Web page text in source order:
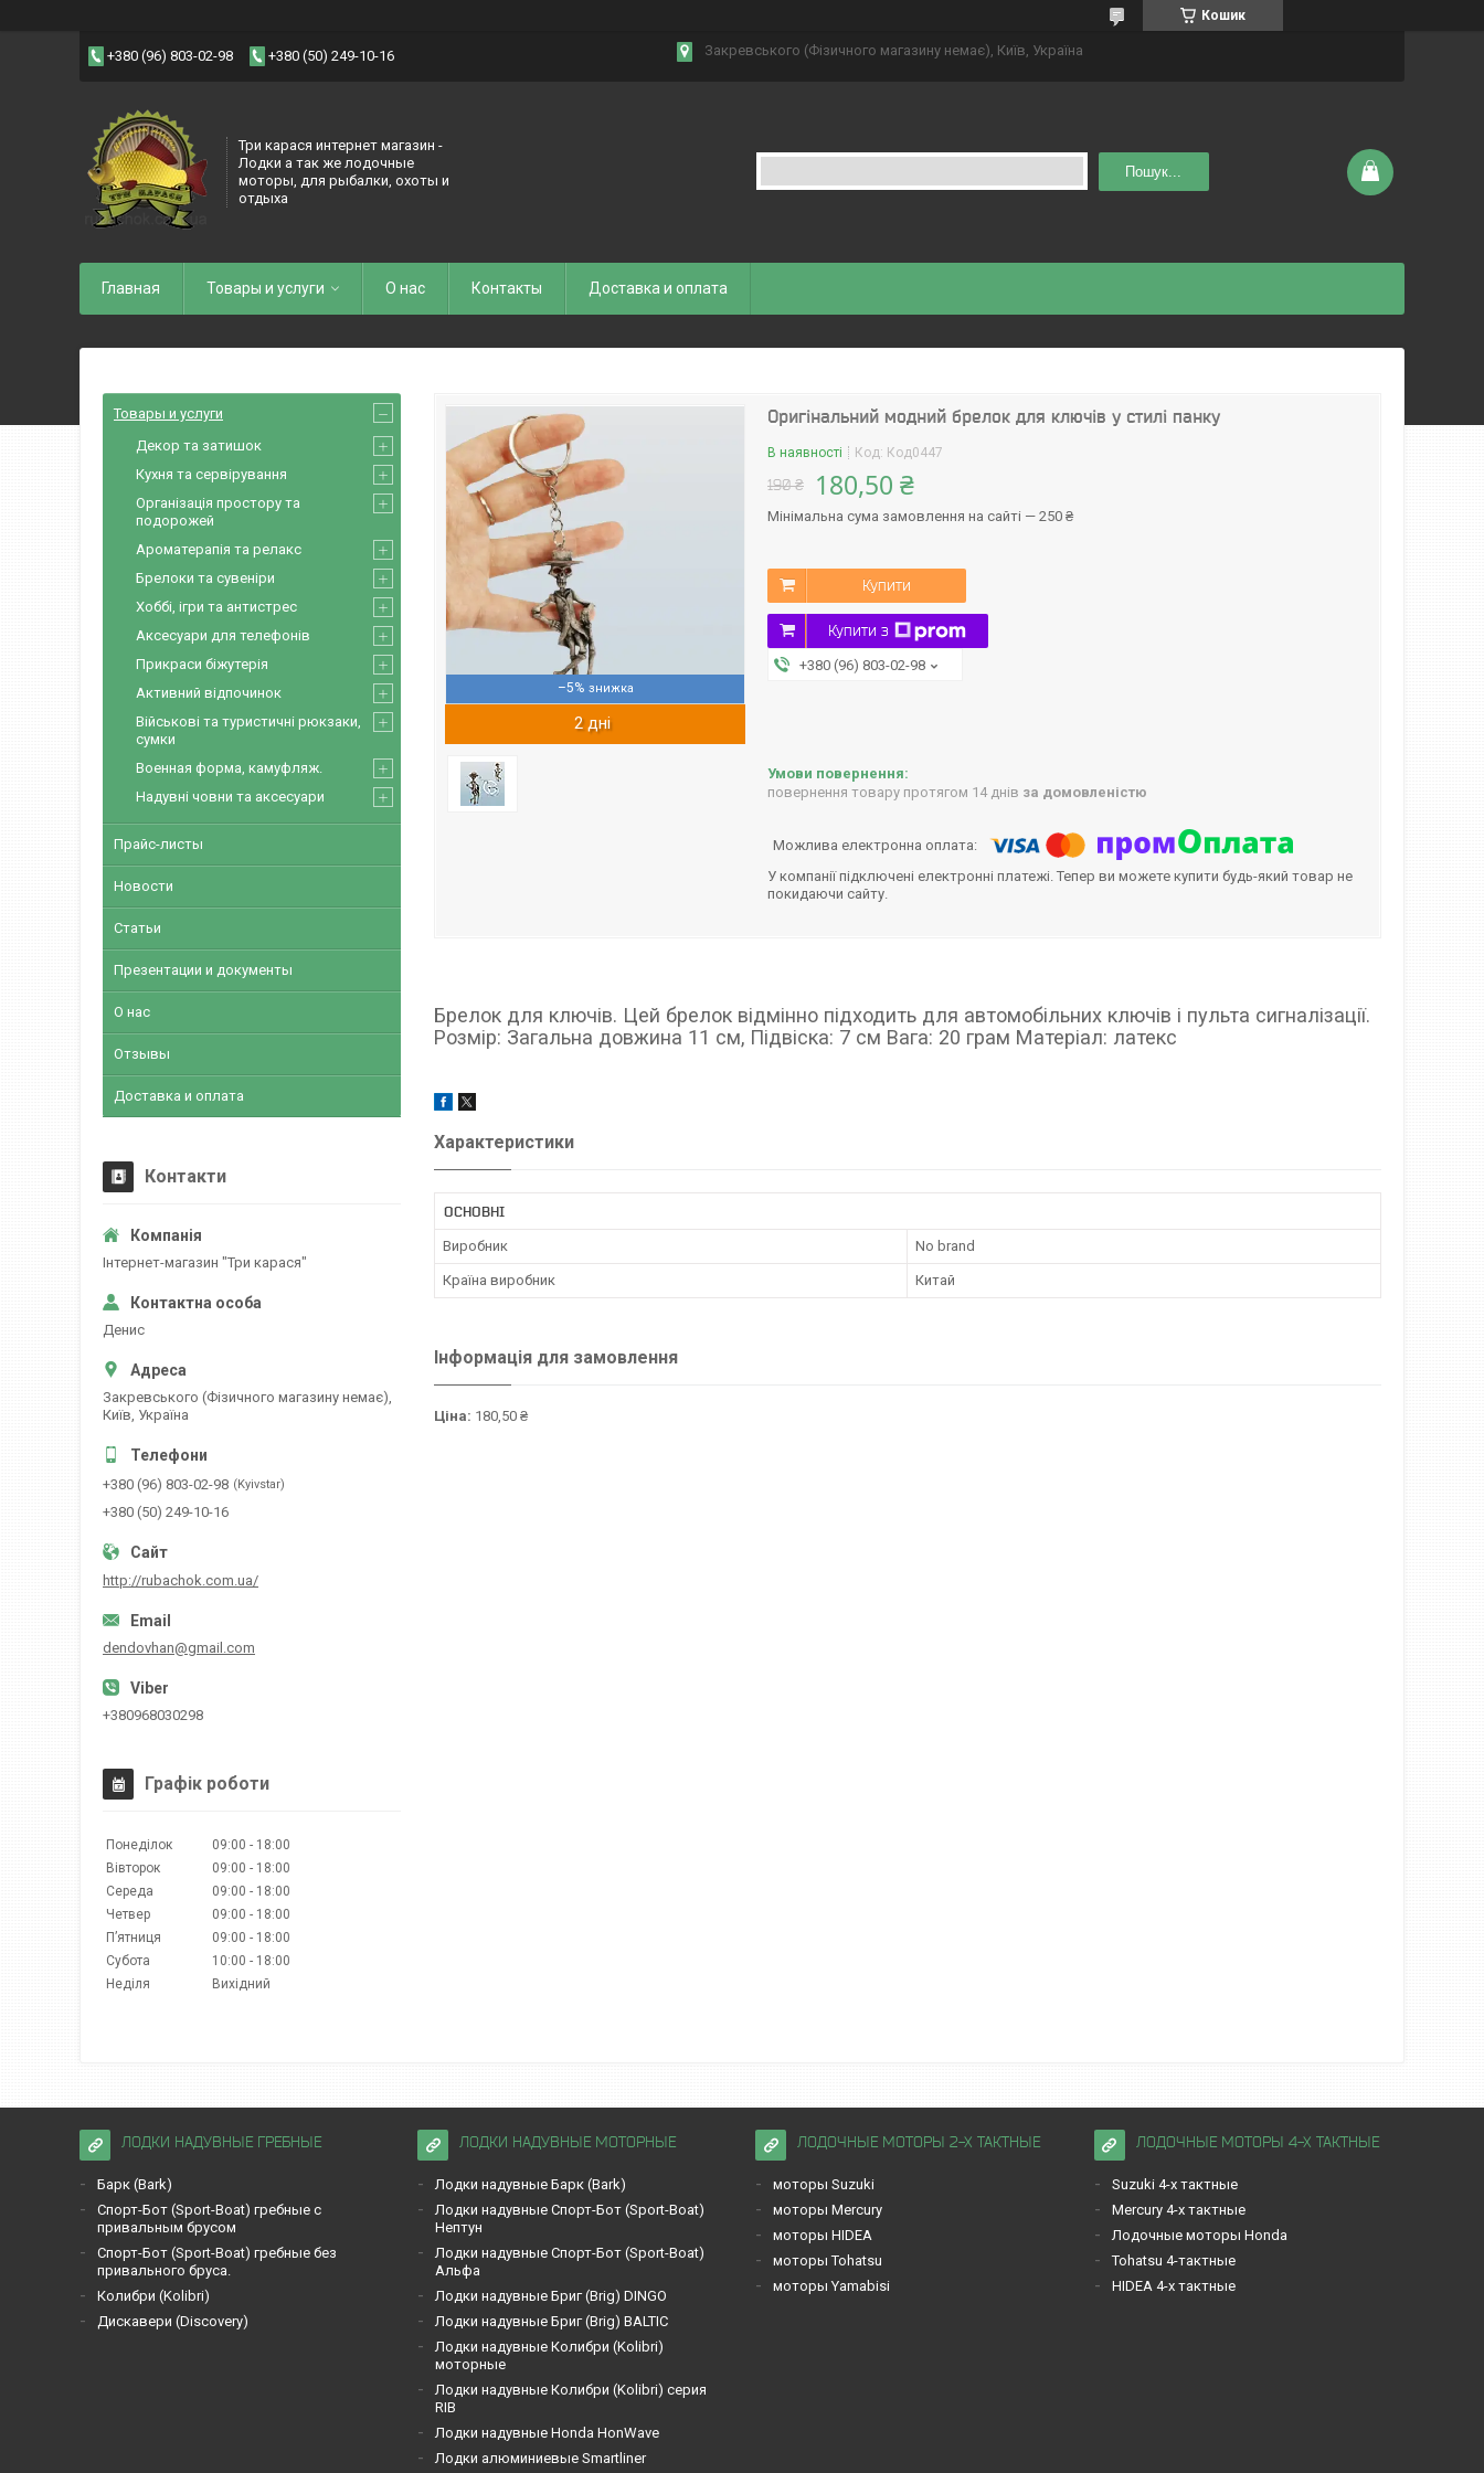
Кошик
+380 (96) 803-02-98 +380 (50) 249-10-16 Закревського (Фізичного магазину немає), Київ, Україна
Три карася интернет магазин -
Лодки а так же лодочные
моторы, для рыбалки, охоты и
отдыха
Пошук...
Главная Товары и услуги О нас Контакты Доставка и оплата
–5%
2 дні
Оригінальний модний брелок для ключів у стилі панку
В наявності Код: Код0447
190 ₴ 180,50 ₴
Мінімальна сума замовлення на сайті — 250 ₴
Купити
Купити з
+380 (96) 803-02-98
повернення товару протягом 14 днів за домовленістю
У компанії підключені електронні платежі. Тепер ви можете купити будь-який товар не
покидаючи сайту.
Брелок для ключів. Цей брелок відмінно підходить для автомобільних ключів і пульта сигналізації.
Розмір: Загальна довжина 11 см, Підвіска: 7 см Вага: 20 грам Матеріал: латекс
Характеристики
ОСНОВНІ
Виробник No brand
Країна виробник Китай
Інформація для замовлення
Ціна: 180,50 ₴
Товары и услуги
Декор та затишок
Кухня та сервірування
Організація простору та
подорожей
Ароматерапія та релакс
Брелоки та сувеніри
Хоббі, ігри та антистрес
Аксесуари для телефонів
Прикраси біжутерія
Активний відпочинок
Військові та туристичні рюкзаки,
сумки
Военная форма, камуфляж.
Надувні човни та аксесуари
Прайс-листы
Новости
Статьи
Презентации и документы
О нас
Отзывы
Доставка и оплата
Контакти
Інтернет-магазин "Три карася"
Денис
Закревського (Фізичного магазину немає),
Київ, Україна
+380 (96) 803-02-98 Kyivstar
+380 (50) 249-10-16
http://rubachok.com.ua/
dendovhan@gmail.com
+380968030298
Графік роботи
Понеділок 09:00
18:00
Вівторок
09:00
18:00
Середа
09:00
18:00
Четвер
09:00
18:00
Пʼятниця
09:00
18:00
Субота
10:00
18:00
Неділя
Вихідний
ЛОДКИ НАДУВНЫЕ ГРЕБНЫЕ
Барк (Bark)
Спорт-Бот (Sport-Boat) гребные с
привальным брусом
Спорт-Бот (Sport-Boat) гребные без
привального бруса.
Кoлибри (Kolibri)
Дискавери (Discoverу)
ЛОДКИ НАДУВНЫЕ МОТОРНЫЕ
Лодки надувные Барк (Bark)
Лодки надувные Спорт-Бот (Sport-Boat)
Нептун
Лодки надувные Спорт-Бот (Sport-Boat)
Альфа
Лодки надувные Бриг (Brig) DINGO
Лодки надувные Бриг (Brig) BALTIC
Лодки надувные Кoлибри (Kolibri)
моторные
Лодки надувные Кoлибри (Kolibri) серия
RIB
Лодки надувные Honda HonWave
Лодки алюминиевые Smartliner
ЛОДОЧНЫЕ МОТОРЫ 2-Х ТАКТНЫЕ
моторы Suzuki
моторы Mercury
моторы HIDEA
моторы Tohatsu
моторы Yamabisi
ЛОДОЧНЫЕ МОТОРЫ 4-Х ТАКТНЫЕ
Suzuki 4-х тактные
Mercury 4-х тактные
Лодочные моторы Honda
Tohatsu 4-тактные
HIDEA 4-х тактные